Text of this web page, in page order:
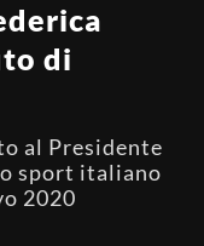
di
al Presidente
sport italiano
2020